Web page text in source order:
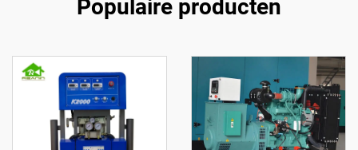
Populaire producten